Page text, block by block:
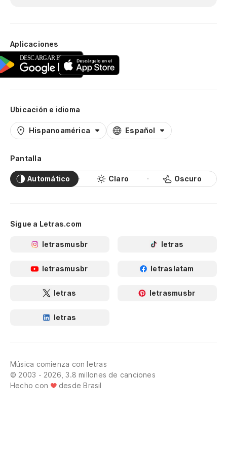
Aplicaciones
Ubicación e idioma
Hispanoamérica Español
Pantalla
Automático Claro Oscuro
Sigue a Letras.com
letrasmusbr letras
letrasmusbr letraslatam
letras letrasmusbr
letras
Música comienza con letras
© 2003 - 2026, 3.8 millones de canciones
Hecho con
desde Brasil